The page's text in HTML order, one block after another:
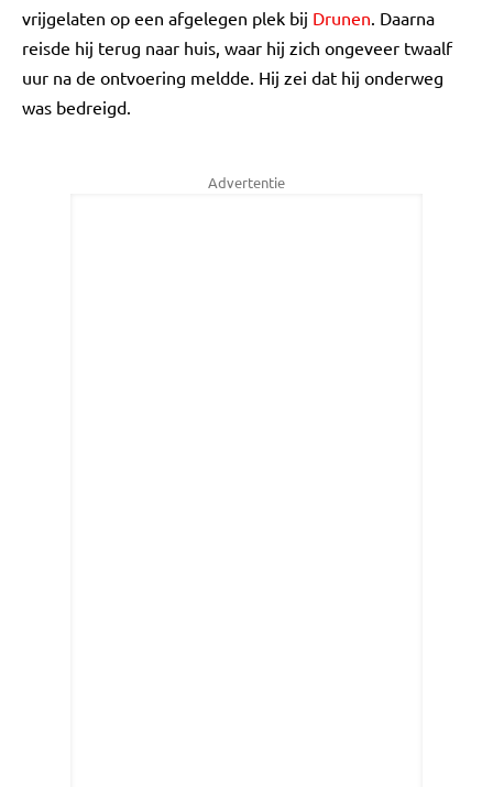
vrijgelaten op een afgelegen plek bij Drunen. Daarna
reisde hij terug naar huis, waar hij zich ongeveer twaalf
uur na de ontvoering meldde. Hij zei dat hij onderweg
was bedreigd.
Advertentie